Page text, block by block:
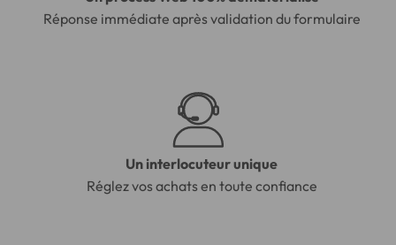
Réponse immédiate après validation du formulaire
Un interlocuteur unique
Réglez vos achats en toute confiance